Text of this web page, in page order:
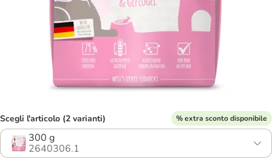
Scegli l'articolo (2 varianti) % extra sconto disponibile
300 g
2640306.1